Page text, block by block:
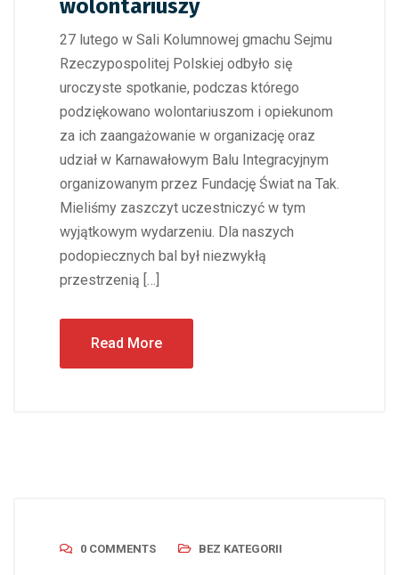
wolontariuszy
27 lutego w Sali Kolumnowej gmachu Sejmu
Rzeczypospolitej Polskiej odbyło się
uroczyste spotkanie, podczas którego
podziękowano wolontariuszom i opiekunom
za ich zaangażowanie w organizację oraz
udział w Karnawałowym Balu Integracyjnym
organizowanym przez Fundację Świat na Tak.
Mieliśmy zaszczyt uczestniczyć w tym
wyjątkowym wydarzeniu. Dla naszych
podopiecznych bal był niezwykłą
przestrzenią […]
Read More
0 COMMENTS BEZ KATEGORII